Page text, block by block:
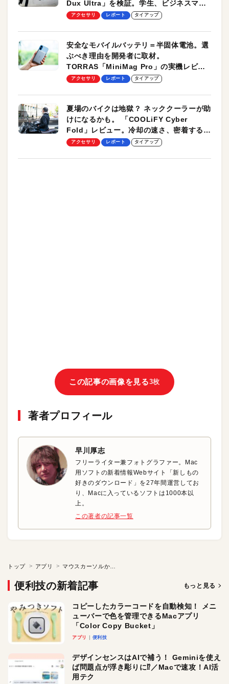
Dux Ultra」を検証。学生、ビジネスマン
のモバイルユースに最適！
アクセサリ レポート タイアップ
安全なモバイルバッテリ＝半固体電池。選
ぶべき理由を開発者に取材。
TORRAS「MiniMag Pro」の実機レビュ
ーも
アクセサリ レポート タイアップ
夏場のバイクは地獄？ ネッククーラーが助
けになるかも。 「COOLiFY Cyber
Fold」レビュー。冷却の速さ、密着する冷
却プレート、シンプルな操作性がグッド！
アクセサリ レポート タイアップ
この記事の画像を見る3枚
著者プロフィール
早川厚志
フリーライター兼フォトグラファー。Mac
用ソフトの新着情報Webサイト「新しもの
好きのダウンロード」を27年間運営してお
り、Macに入っているソフトは1000本以
上。
この著者の記事一覧
トップ アプリ
便利技の新着記事 もっと見る
コピーしたカラーコードを自動検知！ メニ
ューバーで色を管理できるMacアプリ
「Color Copy Bucket」
アプリ 便利技
デザインセンスはAIで補う！ Geminiを使え
ば問題点が浮き彫りに⁉︎／Macで速攻！AI活
用テク